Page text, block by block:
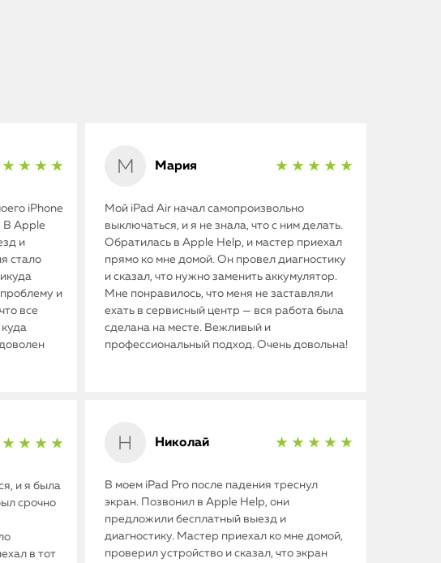
Статьи
★ ★ ★ ★
iPhone
В Apple
и
стало
и
все
Мария ★ ★ ★ ★ ★
Мой iPad Air начал самопроизвольно
выключаться, и я не знала, что с ним делать.
Обратилась в Apple Help, и мастер приехал
прямо ко мне домой. Он провел диагностику
и сказал, что нужно заменить аккумулятор.
Мне понравилось, что меня не заставляли
ехать в сервисный центр — вся работа была
сделана на месте. Вежливый и
профессиональный подход. Очень довольна!
★ ★ ★ ★
и я была
срочно
в тот
Николай ★ ★ ★ ★ ★
В моем iPad Pro после падения треснул
экран. Позвонил в Apple Help, они
предложили бесплатный выезд и
диагностику. Мастер приехал ко мне домой,
проверил устройство и сказал, что экран